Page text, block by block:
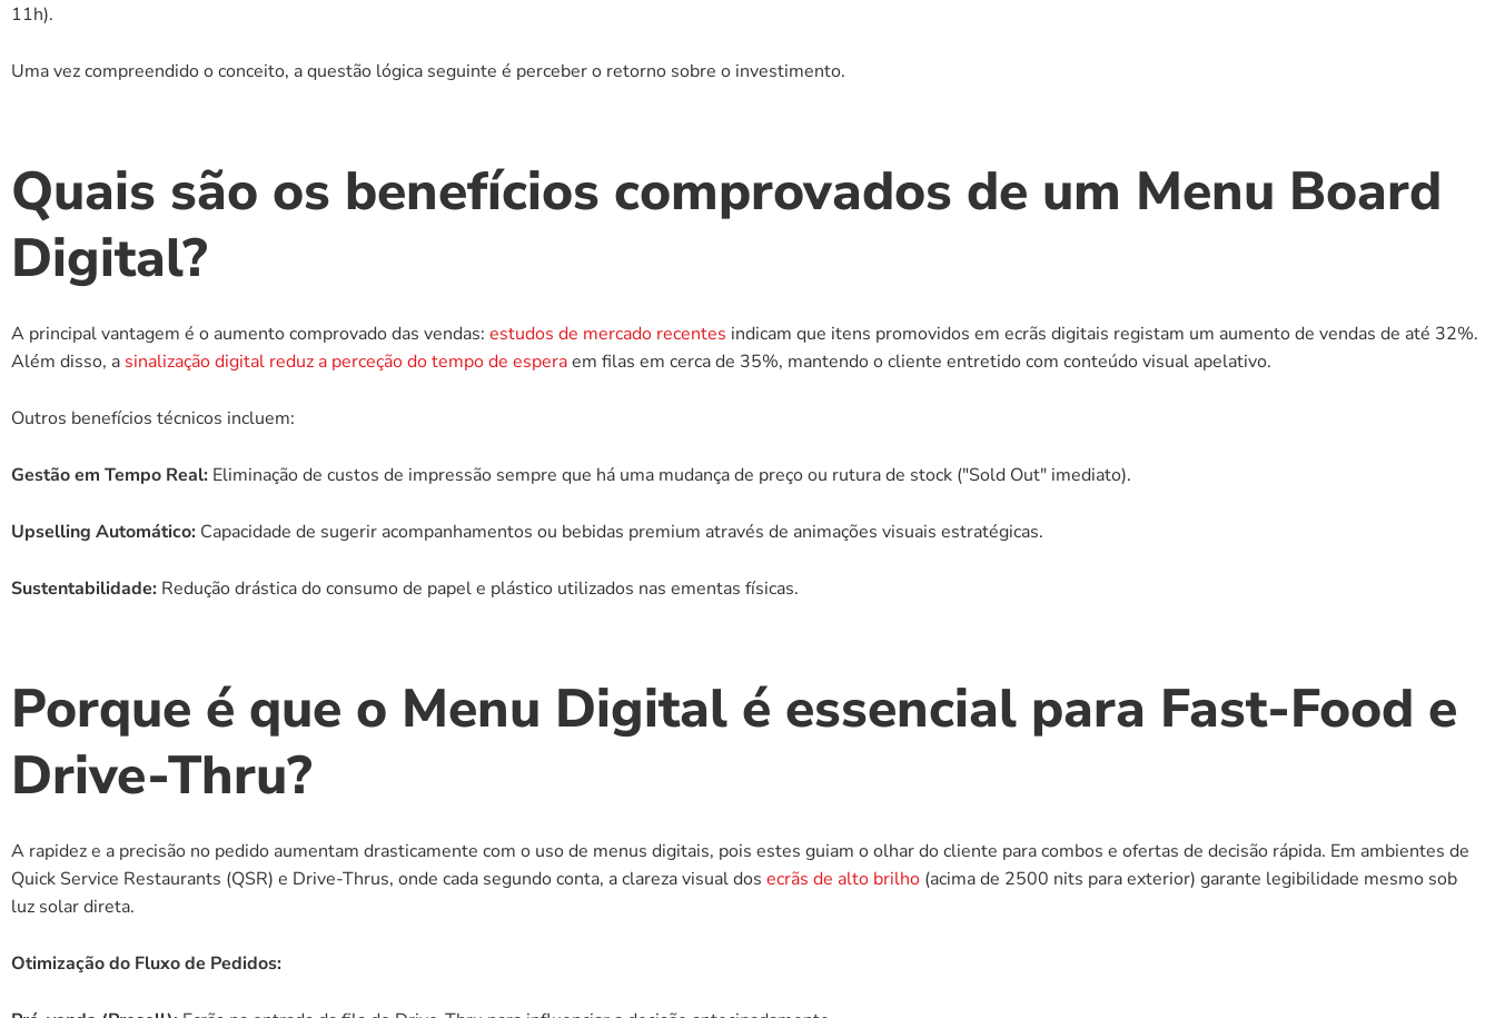
11h).
Uma vez compreendido o conceito, a questão lógica seguinte é perceber o retorno sobre o investimento.
Quais são os benefícios comprovados de um Menu Board
Digital?
A principal vantagem é o aumento comprovado das vendas: estudos de mercado recentes indicam que itens promovidos em ecrãs digitais registam um aumento de vendas de até 32%.
Além disso, a sinalização digital reduz a perceção do tempo de espera em filas em cerca de 35%, mantendo o cliente entretido com conteúdo visual apelativo.
Outros benefícios técnicos incluem:
Gestão em Tempo Real: Eliminação de custos de impressão sempre que há uma mudança de preço ou rutura de stock ("Sold Out" imediato).
Upselling Automático: Capacidade de sugerir acompanhamentos ou bebidas premium através de animações visuais estratégicas.
Sustentabilidade: Redução drástica do consumo de papel e plástico utilizados nas ementas físicas.
Porque é que o Menu Digital é essencial para Fast-Food e
Drive-Thru?
A rapidez e a precisão no pedido aumentam drasticamente com o uso de menus digitais, pois estes guiam o olhar do cliente para combos e ofertas de decisão rápida. Em ambientes de
Quick Service Restaurants (QSR) e Drive-Thrus, onde cada segundo conta, a clareza visual dos ecrãs de alto brilho (acima de 2500 nits para exterior) garante legibilidade mesmo sob
luz solar direta.
Otimização do Fluxo de Pedidos: